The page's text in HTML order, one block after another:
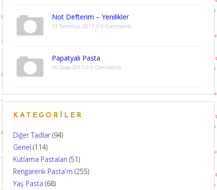
Not Defterim – Yenilikler
13 Temmuz 2017 // 0 Comments
Papatyalı Pasta
06 Ocak 2017 // 0 Comments
KATEGORILER
Diğer Tadlar(94)
Genel (114)
Kutlama Pastaları (51)
Rengarenk Pasta'm (255)
Yaş Pasta (68)